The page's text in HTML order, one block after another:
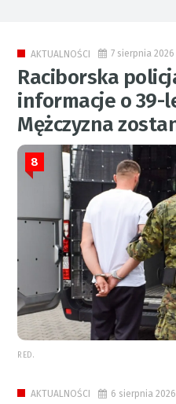
AKTUALNOŚCI 7 sierpnia 2026
Raciborska
informacje o 39-
Mężczyzna
8
RED.
AKTUALNOŚCI 6 sierpnia 2026